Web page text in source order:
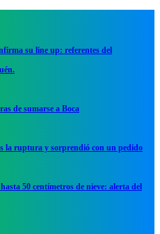
su line up: referentes del
de sumarse a Boca
la ruptura y sorprendió con un pedido
50 centímetros de nieve: alerta del